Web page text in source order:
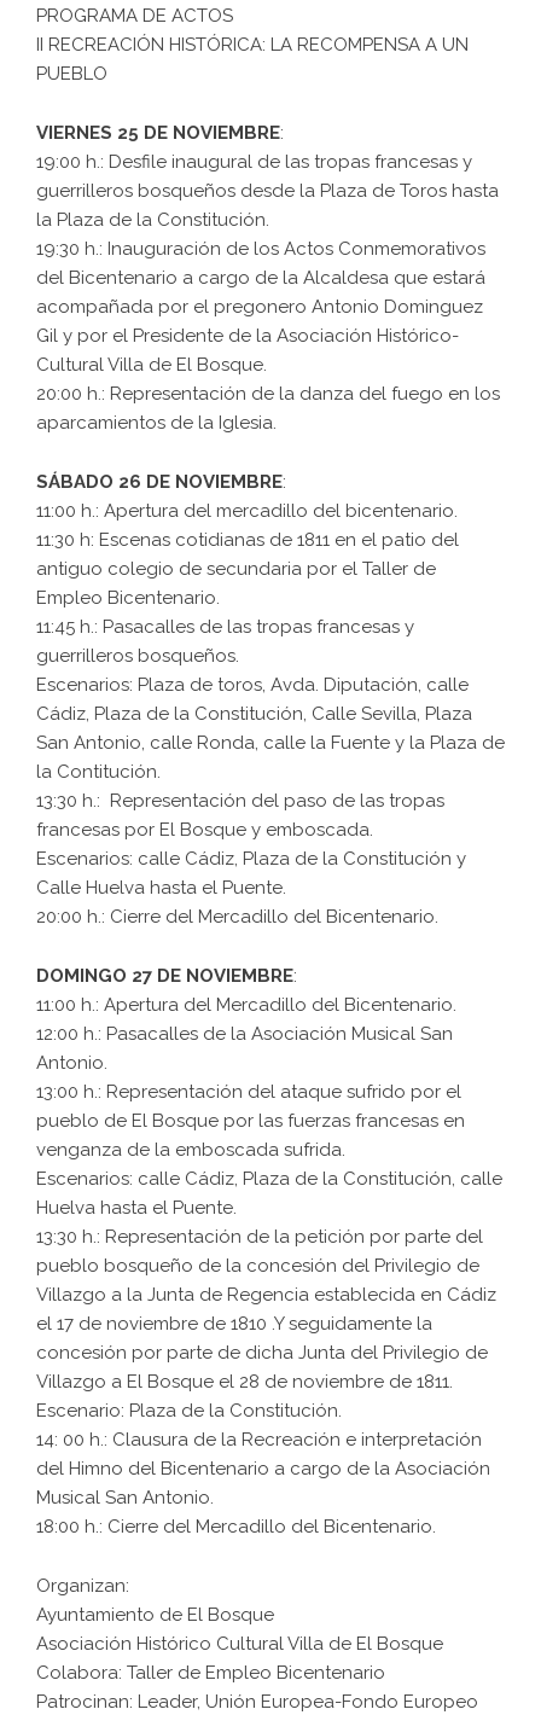
PROGRAMA DE ACTOS
II RECREACIÓN HISTÓRICA: LA RECOMPENSA A UN
PUEBLO
VIERNES 25 DE NOVIEMBRE:
19:00 h.: Desfile inaugural de las tropas francesas y
guerrilleros bosqueños desde la Plaza de Toros hasta
la Plaza de la Constitución.
19:30 h.: Inauguración de los Actos Conmemorativos
del Bicentenario a cargo de la Alcaldesa que estará
acompañada por el pregonero Antonio Dominguez
Gil y por el Presidente de la Asociación Histórico-
Cultural Villa de El Bosque.
20:00 h.: Representación de la danza del fuego en los
aparcamientos de la Iglesia.
SÁBADO 26 DE NOVIEMBRE:
11:00 h.: Apertura del mercadillo del bicentenario.
11:30 h: Escenas cotidianas de 1811 en el patio del
antiguo colegio de secundaria por el Taller de
Empleo Bicentenario.
11:45 h.: Pasacalles de las tropas francesas y
guerrilleros bosqueños.
Escenarios: Plaza de toros, Avda. Diputación, calle
Cádiz, Plaza de la Constitución, Calle Sevilla, Plaza
San Antonio, calle Ronda, calle la Fuente y la Plaza de
la Contitución.
13:30 h.: Representación del paso de las tropas
francesas por El Bosque y emboscada.
Escenarios: calle Cádiz, Plaza de la Constitución y
Calle Huelva hasta el Puente.
20:00 h.: Cierre del Mercadillo del Bicentenario.
DOMINGO 27 DE NOVIEMBRE:
11:00 h.: Apertura del Mercadillo del Bicentenario.
12:00 h.: Pasacalles de la Asociación Musical San
Antonio.
13:00 h.: Representación del ataque sufrido por el
pueblo de El Bosque por las fuerzas francesas en
venganza de la emboscada sufrida.
Escenarios: calle Cádiz, Plaza de la Constitución, calle
Huelva hasta el Puente.
13:30 h.: Representación de la petición por parte del
pueblo bosqueño de la concesión del Privilegio de
Villazgo a la Junta de Regencia establecida en Cádiz
el 17 de noviembre de 1810 .Y seguidamente la
concesión por parte de dicha Junta del Privilegio de
Villazgo a El Bosque el 28 de noviembre de 1811.
Escenario: Plaza de la Constitución.
14: 00 h.: Clausura de la Recreación e interpretación
del Himno del Bicentenario a cargo de la Asociación
Musical San Antonio.
18:00 h.: Cierre del Mercadillo del Bicentenario.
Organizan:
Ayuntamiento de El Bosque
Asociación Histórico Cultural Villa de El Bosque
Colabora: Taller de Empleo Bicentenario
Patrocinan: Leader, Unión Europea-Fondo Europeo